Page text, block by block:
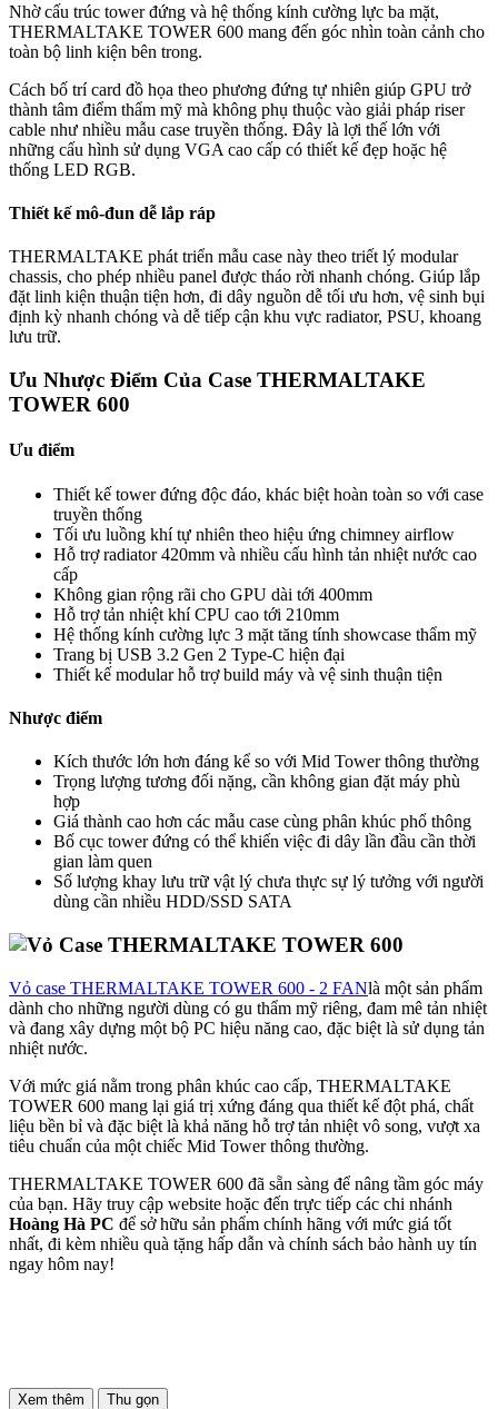
Nhờ cấu trúc tower đứng và hệ thống kính cường lực ba mặt,
THERMALTAKE TOWER 600 mang đến góc nhìn toàn cảnh cho
toàn bộ linh kiện bên trong.
Cách bố trí card đồ họa theo phương đứng tự nhiên giúp GPU trở
thành tâm điểm thẩm mỹ mà không phụ thuộc vào giải pháp riser
cable như nhiều mẫu case truyền thống. Đây là lợi thế lớn với
những cấu hình sử dụng VGA cao cấp có thiết kế đẹp hoặc hệ
thống LED RGB.
Thiết kế mô-đun dễ lắp ráp
THERMALTAKE phát triển mẫu case này theo triết lý modular
chassis, cho phép nhiều panel được tháo rời nhanh chóng. Giúp lắp
đặt linh kiện thuận tiện hơn, đi dây nguồn dễ tối ưu hơn, vệ sinh bụi
định kỳ nhanh chóng và dễ tiếp cận khu vực radiator, PSU, khoang
lưu trữ.
Ưu Nhược Điểm Của Case THERMALTAKE
TOWER 600
Ưu điểm
Thiết kế tower đứng độc đáo, khác biệt hoàn toàn so với case
truyền thống
Tối ưu luồng khí tự nhiên theo hiệu ứng chimney airflow
Hỗ trợ radiator 420mm và nhiều cấu hình tản nhiệt nước cao
cấp
Không gian rộng rãi cho GPU dài tới 400mm
Hỗ trợ tản nhiệt khí CPU cao tới 210mm
Hệ thống kính cường lực 3 mặt tăng tính showcase thẩm mỹ
Trang bị USB 3.2 Gen 2 Type-C hiện đại
Thiết kế modular hỗ trợ build máy và vệ sinh thuận tiện
Nhược điểm
Kích thước lớn hơn đáng kể so với Mid Tower thông thường
Trọng lượng tương đối nặng, cần không gian đặt máy phù
hợp
Giá thành cao hơn các mẫu case cùng phân khúc phổ thông
Bố cục tower đứng có thể khiến việc đi dây lần đầu cần thời
gian làm quen
Số lượng khay lưu trữ vật lý chưa thực sự lý tưởng với người
dùng cần nhiều HDD/SSD SATA
Vỏ case THERMALTAKE TOWER 600 - 2 FANlà một sản phẩm
dành cho những người dùng có gu thẩm mỹ riêng, đam mê tản nhiệt
và đang xây dựng một bộ PC hiệu năng cao, đặc biệt là sử dụng tản
nhiệt nước.
Với mức giá nằm trong phân khúc cao cấp, THERMALTAKE
TOWER 600 mang lại giá trị xứng đáng qua thiết kế đột phá, chất
liệu bền bỉ và đặc biệt là khả năng hỗ trợ tản nhiệt vô song, vượt xa
tiêu chuẩn của một chiếc Mid Tower thông thường.
THERMALTAKE TOWER 600 đã sẵn sàng để nâng tầm góc máy
của bạn. Hãy truy cập website hoặc đến trực tiếp các chi nhánh
Hoàng Hà PC để sở hữu sản phẩm chính hãng với mức giá tốt
nhất, đi kèm nhiều quà tặng hấp dẫn và chính sách bảo hành uy tín
ngay hôm nay!
Xem thêm Thu gọn